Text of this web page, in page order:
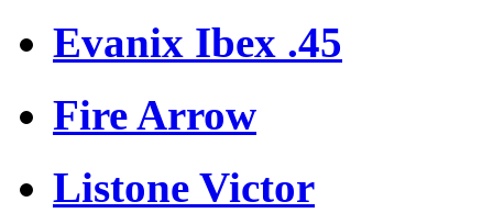
Evanix Ibex .45
Fire Arrow
Listone Victor